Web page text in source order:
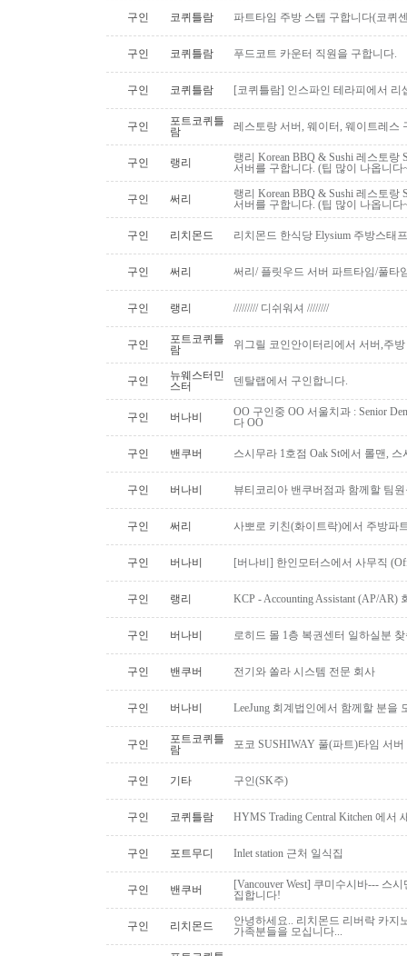
구인 코퀴틀람 파트타임 주방 스텝 구합니다(코퀴
구인 코퀴틀람 푸드코트 카운터 직원을 구합니다.
구인 코퀴틀람 [코퀴틀람] 인스파인 테라피에서 리
구인
포트코퀴틀
람
레스토랑 서버, 웨이터, 웨이트레스
구인 랭리
랭리 Korean BBQ & Sushi 레스토
서버를 구합니다. (팁 많이 나옵니다
구인 써리
랭리 Korean BBQ & Sushi 레스토
서버를 구합니다. (팁 많이 나옵니다
구인 리치몬드 리치몬드 한식당 Elysium 주방스태
구인 써리 써리/ 플릿우드 서버 파트타임/풀타
구인 랭리 ///////// 디쉬워셔 ////////
구인
포트코퀴틀
람
위그릴 코인안이터리에서 서버,주
구인
뉴웨스터민
스터
덴탈랩에서 구인합니다.
구인 버나비
OO 구인중 OO 서울치과 : Senior
다 OO
구인 밴쿠버 스시무라 1호점 Oak St에서 롤맨,
구인 버나비 뷰티코리아 밴쿠버점과 함께할 팀
구인 써리 사뽀로 키친(화이트락)에서 주방파
구인 버나비 [버나비] 한인모터스에서 사무직
구인 랭리 KCP - Accounting Assistant (AP/
구인 버나비 로히드 몰 1층 복권센터 일하실분
구인 밴쿠버 전기와 쏠라 시스템 전문 회사
구인 버나비 LeeJung 회계법인에서 함께할 분을
구인
포트코퀴틀
람
포코 SUSHIWAY 풀(파트)타임 서버
구인 기타 구인(SK주)
구인 코퀴틀람 HYMS Trading Central Kitchen 에
구인 포트무디 Inlet station 근처 일식집
구인 밴쿠버
[Vancouver West] 쿠미수시바--- 스
집합니다!
구인 리치몬드
안녕하세요.. 리치몬드 리버락 카지
가족분들을 모십니다...